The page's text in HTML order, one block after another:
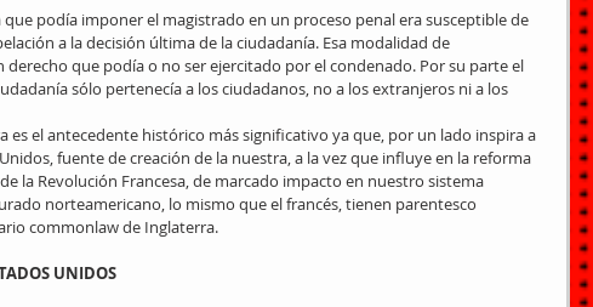
que podía imponer el magistrado en un proceso penal era susceptible de
a la decisión última de la ciudadanía. Esa modalidad de
derecho que podía o no ser ejercitado por el condenado. Por su parte el
sólo pertenecía a los ciudadanos, no a los extranjeros ni a los
es el antecedente histórico más significativo ya que, por un lado inspira a
fuente de creación de la nuestra, a la vez que influye en la reforma
la Revolución Francesa, de marcado impacto en nuestro sistema
norteamericano, lo mismo que el francés, tienen parentesco
commonlaw de Inglaterra.
UNIDOS